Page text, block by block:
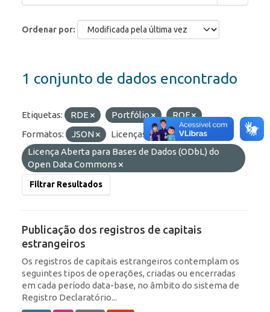
Ordenar por
1 conjunto de dados encontrado
Etiquetas: RDE Portfólio
ROF
Formatos:
JSON
Licenças:
Licença Aberta para Bases de Dados (ODbL) do
Open Data Commons
Filtrar Resultados
Publicação dos registros de capitais
estrangeiros
Os registros de capitais estrangeiros contemplam os
seguintes tipos de operações, criadas ou encerradas
em cada período data-base, no âmbito do sistema de
Registro Declaratório...